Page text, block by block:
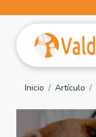
Inicio Artículo